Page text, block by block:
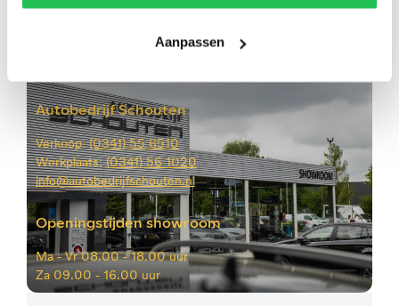
Aanpassen
Autobedrijf Schouten
Verkoop:(0341) 55 6510
Werkplaats: (0341) 56 1020
info@autobedrijfschouten.nl
Openingstijden showroom
Ma -Vr 08.00 - 18.00 uur
Za 09.00 - 16.00 uur